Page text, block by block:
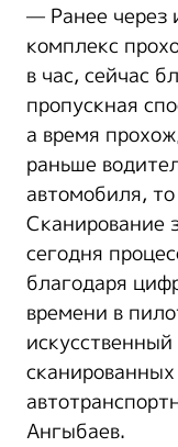
— Ранее через
комплекс
в час, сейчас
пропускная
а время
раньше
автомобиля,
Сканирование
сегодня
благодаря
времени в
Ангыбаев.